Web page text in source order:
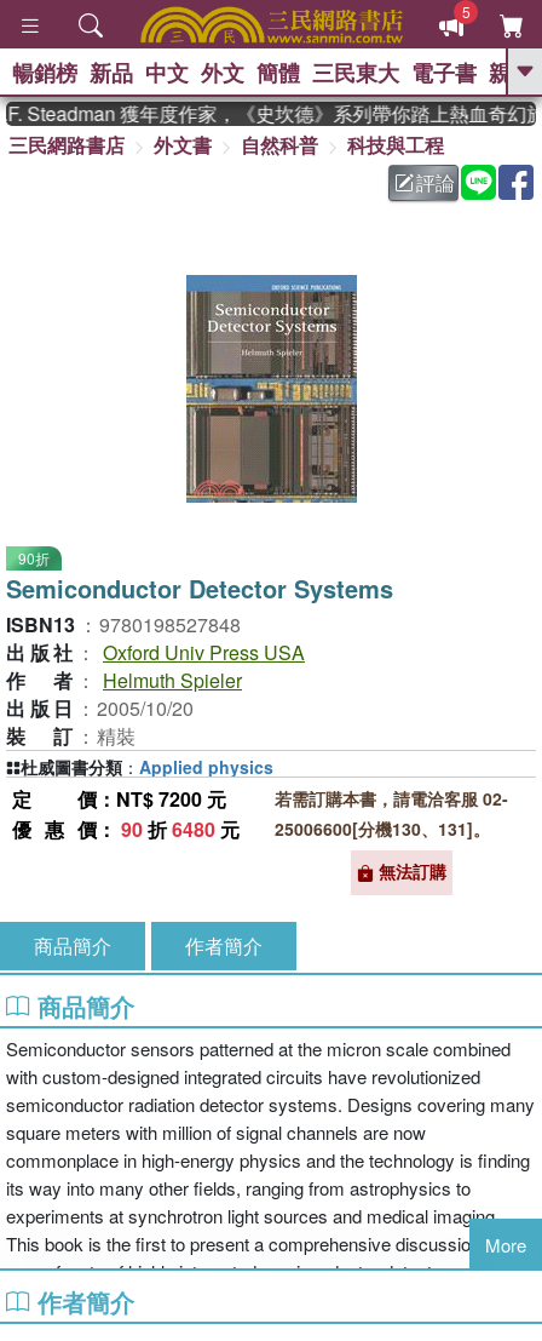
5
GO
熱搜： 東野圭吾 、 高希均教授回憶錄
父親節 、 如果歷
暑期推薦 、 國際布克
偉大的迷走神經
暢銷榜 新品 中文 外文 簡體 三民東大 電子書 親子
Steadman 獲年度作家，《史坎德》系列帶你踏上熱血奇幻旅
三民網路書店
外文書 自然科普
科技與工程
評論
90折
Semiconductor Detector Systems
ISBN13 ： 9780198527848
出版社 ： Oxford Univ Press USA
作者 ：
Helmuth Spieler
出版日 ： 2005/10/20
裝訂 ： 精裝
定價 ：NT$ 7200 元
優惠價 ： 90折6480 元
若需訂購本書，請電洽客服 02-
25006600[分機130、131]。
無法訂購
杜威圖書分類 ： Applied physics
商品簡介 作者簡介
商品簡介
Semiconductor sensors patterned at the micron scale combined
with custom-designed integrated circuits have revolutionized
semiconductor radiation detector systems. Designs covering many
square meters with million of signal channels are now
commonplace in high-energy physics and the technology is finding
its way into many other fields, ranging from astrophysics to
experiments at synchrotron light sources and medical imaging.
This book is the first to present a comprehensive discussion of the
many facets of highly integrated semiconductor detectors systems,
covering sensors, signal processing, transistors, and circuits, low-
noise electronics, and radiation effects. The diversity of design
More
作者簡介